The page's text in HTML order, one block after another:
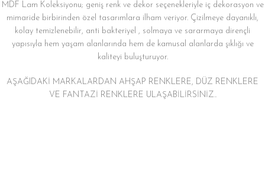
MDF Lam Koleksiyonu; geniş renk ve dekor seçenekleriyle iç dekorasyon ve
mimaride birbirinden özel tasarımlara ilham veriyor. Çizilmeye dayanıklı,
kolay temizlenebilir, anti bakteriyel , solmaya ve sararmaya dirençli
yapısıyla hem yaşam alanlarında hem de kamusal alanlarda şıklığı ve
kaliteyi buluşturuyor.
AŞAĞIDAKİ MARKALARDAN AHŞAP RENKLERE, DÜZ RENKLERE
VE FANTAZİ RENKLERE ULAŞABİLİRSİNİZ..